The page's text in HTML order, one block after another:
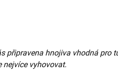
připravena hnojiva vhodná pro
nejvíce vyhovovat.